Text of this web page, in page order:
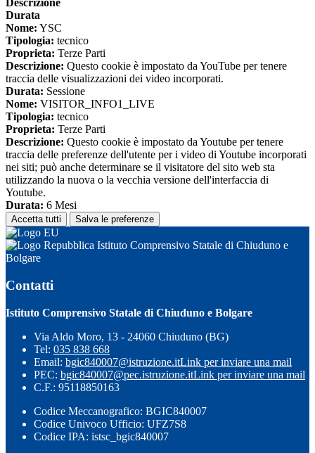
Descrizione
Durata
Nome: YSC
Tipologia: tecnico
Proprieta: Terze Parti
Descrizione: Questo cookie è impostato da YouTube per tenere
traccia delle visualizzazioni dei video incorporati.
Durata: Sessione
Nome: VISITOR_INFO1_LIVE
Tipologia: tecnico
Proprieta: Terze Parti
Descrizione: Questo cookie è impostato da Youtube per tenere
traccia delle preferenze dell'utente per i video di Youtube incorporati
nei siti; può anche determinare se il visitatore del sito web sta
utilizzando la nuova o la vecchia versione dell'interfaccia di
Youtube.
Durata: 6 Mesi
Accetta tutti Salva le preferenze
Istituto Comprensivo Statale di Chiuduno e
Bolgare
Contatti
Istituto Comprensivo Statale di Chiuduno e Bolgare
Via Aldo Moro, 13 - 24060 Chiuduno (BG)
Tel: 035 838 668
Email: bgic840007@istruzione.itLink per inviare una mail
PEC: bgic840007@pec.istruzione.itLink per inviare una mail
C.F.: 95118850163
Codice Meccanografico: BGIC840007
Codice Univoco Ufficio: UFZ7S8
Codice IPA: istsc_bgic840007